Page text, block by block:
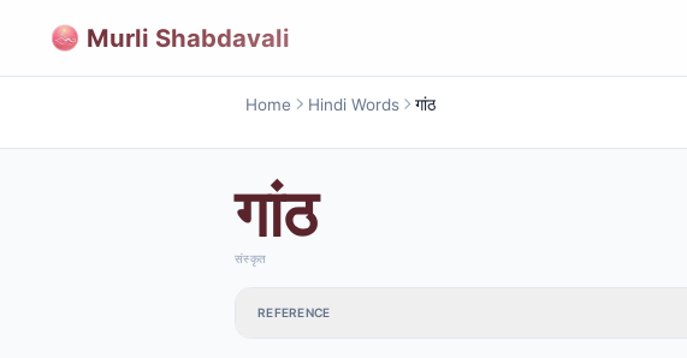
Murli Shabdavali
Home Hindi Words गांठ
गांठ
संस्कृत
REFERENCE